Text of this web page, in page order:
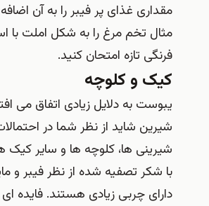
مقداری غذای پر فیبر را به آن
مثال تخم مرغ را به شکل املت با
فرنگی تازه امتحان کنید.
کیک و کلوچه
یبوست به دلایل زیادی اتفاق می
شیرین شاید از نظر شما در
شیرینی ها، کلوچه ها و سایر کیک
با شکر تصفیه شده از نظر فیبر و
دارای چربی زیادی هستند. فایده ای